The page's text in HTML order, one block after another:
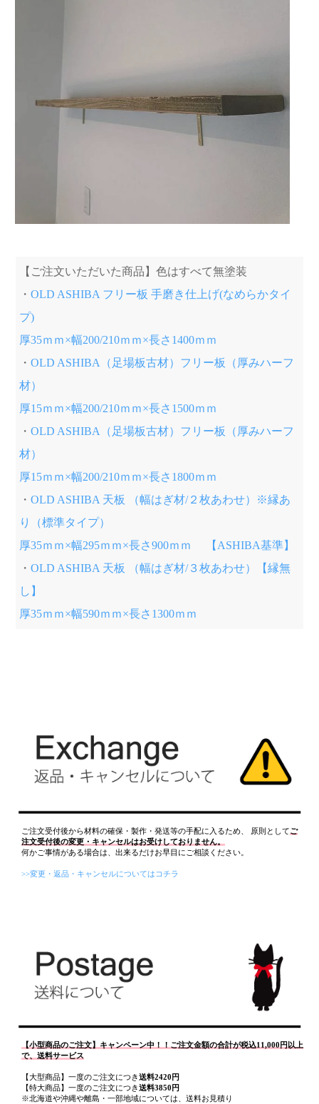
【ご注文いただいた商品】色はすべて無塗装
・OLD ASHIBA フリー板 手磨き仕上げ(なめらかタイ
プ)
厚35ｍｍ×幅200/210ｍｍ×長さ1400ｍｍ
・OLD ASHIBA（足場板古材）フリー板（厚みハーフ
材）
厚15ｍｍ×幅200/210ｍｍ×長さ1500ｍｍ
・OLD ASHIBA（足場板古材）フリー板（厚みハーフ
材）
厚15ｍｍ×幅200/210ｍｍ×長さ1800ｍｍ
・OLD ASHIBA 天板 （幅はぎ材/２枚あわせ）※縁あ
り（標準タイプ）
厚35ｍｍ×幅295ｍｍ×長さ900ｍｍ 【ASHIBA基準】
・OLD ASHIBA 天板 （幅はぎ材/３枚あわせ）【縁無
し】
厚35ｍｍ×幅590ｍｍ×長さ1300ｍｍ
ご注文受付後から材料の確保・製作・発送等の手配に入るため、 原則としてご
注文受付後の変更・キャンセルはお受けしておりません。
何かご事情がある場合は、出来るだけお早目にご相談ください。
>>変更・返品・キャンセルについてはコチラ
【小型商品のご注文】キャンペーン中！！ご注文金額の合計が税込11,000円以上
で、送料サービス
【大型商品】一度のご注文につき送料2420円
【特大商品】一度のご注文につき送料3850円
※北海道や沖縄や離島・一部地域については、送料お見積り